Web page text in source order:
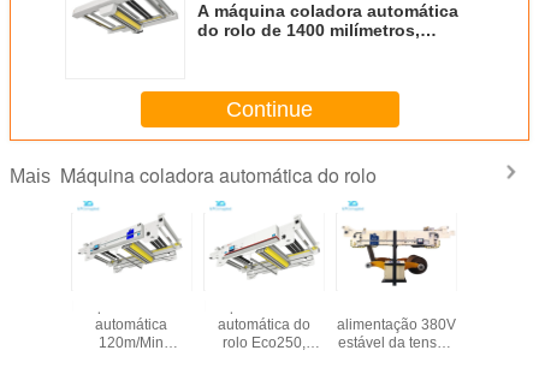
A máquina coladora automática
do rolo de 1400 milímetros,
Continue
Mais Máquina coladora automática do rolo
automática
120m/Min
automática do
rolo Eco250,
alimentação 380V
estável da tensão